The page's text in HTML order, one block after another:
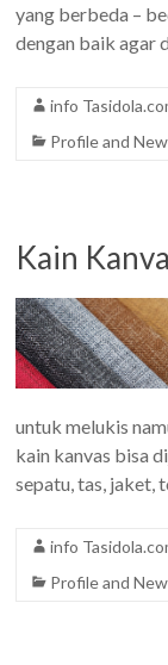
yang berbeda –
dengan baik agar
info
Profile and
Kain
untuk melukis
kain kanvas bisa
sepatu, tas, jaket,
info
Profile and